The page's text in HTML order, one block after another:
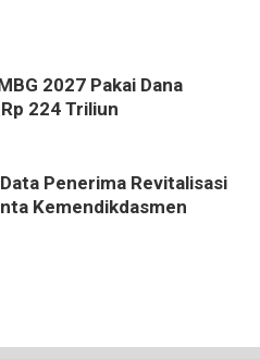
2027 Pakai Dana
224 Triliun
Penerima Revitalisasi
Kemendikdasmen